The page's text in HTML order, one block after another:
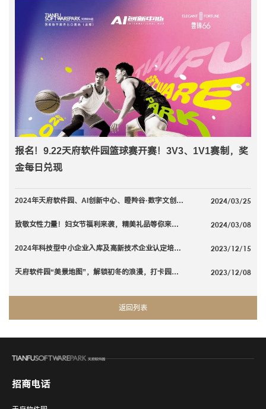
报名！9.22天府软件园篮球赛开赛！3V3、1V1赛制，奖
金每日兑现
2024年天府软件园、AI创新中心、瞪羚谷·数字文创园拔河比赛报名通知�... 2024/03/25
致敬女性力量！妇女节福利来袭，精美礼品等你来抽！ 2024/03/08
2024年科技型中小企业入库及高新技术企业认定培训会开始报名啦 2023/12/15
天府软件园“美景地图”，解锁初冬的浪漫，打卡园区秋景，丰富奖品等你拿！ 2023/12/08
返回列表
招商电话